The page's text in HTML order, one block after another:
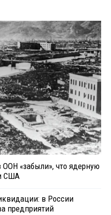
«забыли», что ядерную
США
в России
предприятий